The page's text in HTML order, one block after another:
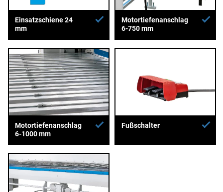
Einsatzschiene 24
mm
Motortiefenanschlag
6-750 mm
Motortiefenanschlag
6-1000 mm
Fußschalter